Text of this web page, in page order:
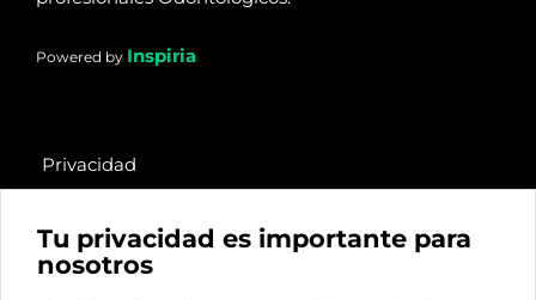
Powered by Inspiria
Privacidad
Cookies
Legal
Tu privacidad es importante para
nosotros